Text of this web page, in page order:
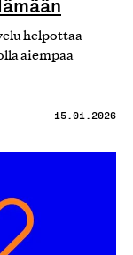
helpottaa
aiempaa
15.01.2026